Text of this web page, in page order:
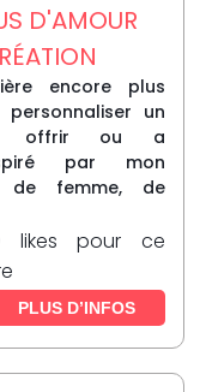
D'AMOUR
encore plus
un
offrir ou a
par mon
de femme, de
likes pour ce
PLUS D’INFOS